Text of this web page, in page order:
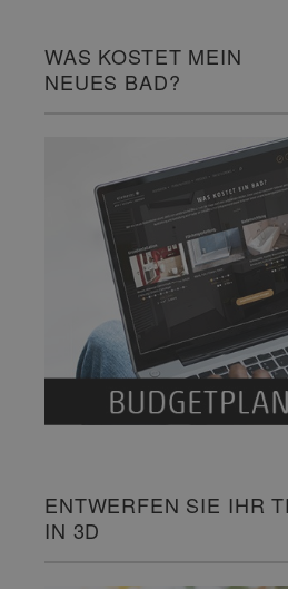
WAS KOSTET MEIN
NEUES BAD?
ENTWERFEN SIE IHR
IN 3D